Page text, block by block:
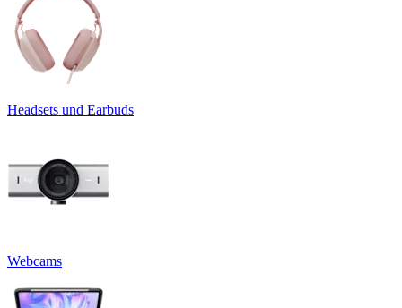
Headsets und Earbuds
Webcams